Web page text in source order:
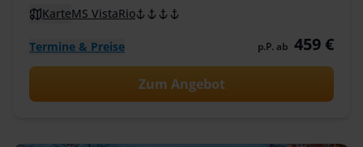
KarteMS VistaRio
Termine & Preise p.P. ab 459 €
Zum Angebot